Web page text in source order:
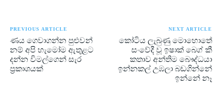
PREVIOUS ARTICLE
ණය ගෙවාගන්න පුළුවන්
නම් අපි හැමෝම ඇතුළට
දන්න විමල්ගෙන් සැර
ප්‍රකාශයක්
NEXT ARTICLE
කෝටිය ලැබුණු මොහොතේ
සංවේදී වූ ඉෂාක් බෙග් කී
කතාව අන්තිම බෞද්ධයා
ඉන්නකල් උඹලා බඩගින්නේ
ඉන්නේ නෑ